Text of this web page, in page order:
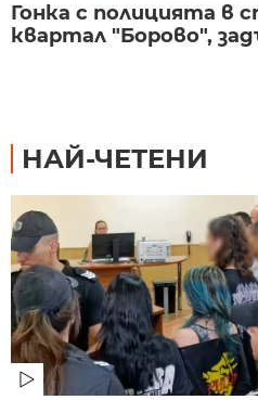
Гонка с полицията в
квартал "Борово",
НАЙ-ЧЕТЕНИ